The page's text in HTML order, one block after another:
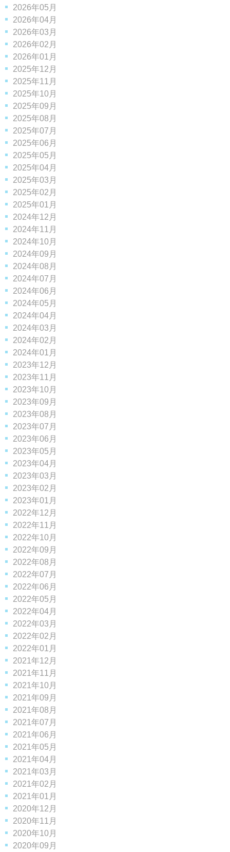
2026年05月
2026年04月
2026年03月
2026年02月
2026年01月
2025年12月
2025年11月
2025年10月
2025年09月
2025年08月
2025年07月
2025年06月
2025年05月
2025年04月
2025年03月
2025年02月
2025年01月
2024年12月
2024年11月
2024年10月
2024年09月
2024年08月
2024年07月
2024年06月
2024年05月
2024年04月
2024年03月
2024年02月
2024年01月
2023年12月
2023年11月
2023年10月
2023年09月
2023年08月
2023年07月
2023年06月
2023年05月
2023年04月
2023年03月
2023年02月
2023年01月
2022年12月
2022年11月
2022年10月
2022年09月
2022年08月
2022年07月
2022年06月
2022年05月
2022年04月
2022年03月
2022年02月
2022年01月
2021年12月
2021年11月
2021年10月
2021年09月
2021年08月
2021年07月
2021年06月
2021年05月
2021年04月
2021年03月
2021年02月
2021年01月
2020年12月
2020年11月
2020年10月
2020年09月